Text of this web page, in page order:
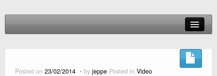
Posted on 23/02/2014 by jeppe Posted in Video